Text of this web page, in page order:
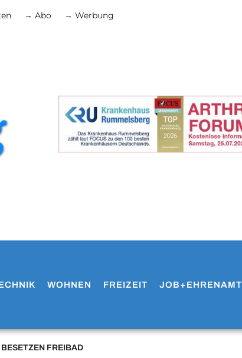
→ Abo → Werbung
WOHNEN FREIZEIT JOB+EHRENAMT
FREIBAD